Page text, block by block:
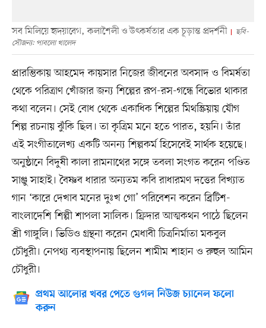
সব মিলিয়ে হৃদয়াবেগ, কলাশৈলী ও উৎকর্ষতার এক চূড়ান্ত প্রদর্শনী
ছবি-
সৌজন্য: পাবলো খালেদ
প্রারম্ভিকায় আহমেদ কায়সার নিজের জীবনের অবসাদ ও বিমর্ষতা
থেকে পরিত্রাণ খোঁজার জন্য শিল্পের রূপ-রস-গন্ধে বিভোর থাকার
কথা বলেন। সেই বোধ থেকে একাধিক শিল্পের মিথস্ক্রিয়ায় যৌগ
শিল্প রচনায় ঝুঁকি ছিল। তা কৃত্রিম মনে হতে পারত, হয়নি। তাঁর
এই সংগীতালেখ্য একটি অনন্য শিল্পকর্ম হিসেবেই সার্থক হয়েছে।
অনুষ্ঠানে বিদুষী কালা রামনাথের সঙ্গে তবলা সংগত করেন পণ্ডিত
সাঞ্জু সাহাই। বৈষ্ণব ধারার অন্যতম কবি রাধারমণ দত্তের বিখ্যাত
গান ‘কারে দেখাব মনের দুঃখ গো’ পরিবেশন করেন ব্রিটিশ-
বাংলাদেশি শিল্পী শাপলা সালিক। ফ্রিদার আত্মকথন পাঠে ছিলেন
শ্রী গাঙ্গুলি। ভিডিও গ্রন্থনা করেন মেধাবী চিত্রনির্মাতা মকবুল
চৌধুরী। নেপথ্য ব্যবস্থাপনায় ছিলেন শামীম শাহান ও রুহুল আমিন
চৌধুরী।
প্রথম আলোর খবর পেতে গুগল নিউজ চ্যানেল ফলো
করুন